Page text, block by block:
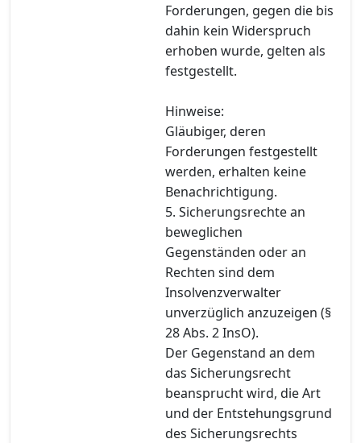
Forderungen, gegen die bis
dahin kein Widerspruch
erhoben wurde, gelten als
festgestellt.
Hinweise:
Gläubiger, deren
Forderungen festgestellt
werden, erhalten keine
Benachrichtigung.
5. Sicherungsrechte an
beweglichen
Gegenständen oder an
Rechten sind dem
Insolvenzverwalter
unverzüglich anzuzeigen (§
28 Abs. 2 InsO).
Der Gegenstand an dem
das Sicherungsrecht
beansprucht wird, die Art
und der Entstehungsgrund
des Sicherungsrechts